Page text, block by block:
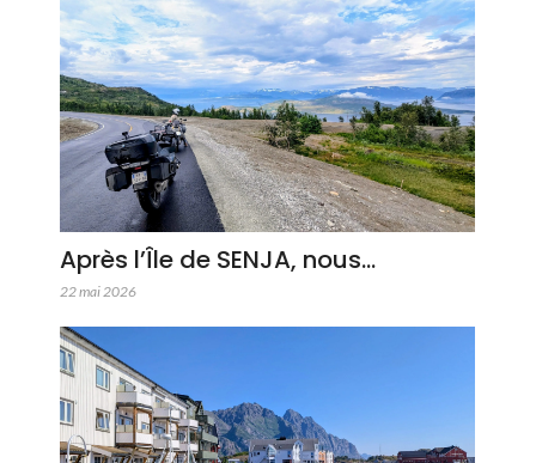
Après l’Île de SENJA, nous…
22 mai 2026